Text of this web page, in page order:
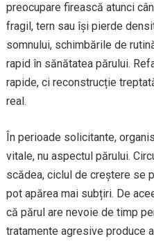
preocupare firească atunci
fragil, tern sau își pierde
somnului, schimbările de
rapid în sănătatea părului.
rapide, ci reconstrucție
real.
În perioade solicitante,
vitale, nu aspectul părului.
scădea, ciclul de creștere se
pot apărea mai subțiri. De
că părul are nevoie de timp
tratamente agresive produce